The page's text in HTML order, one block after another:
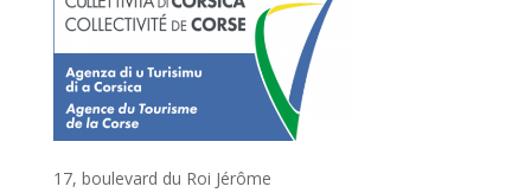
17, boulevard du Roi Jérôme